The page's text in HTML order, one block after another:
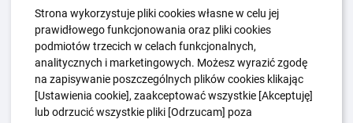
Igrzyska Paralimpijskie O nas
Kwalifikacje ZSK
Kluby Aktualności
Edukacja
Guttmanny Kontakt
Polityka Ochrony Dzieci Sygnaliści
Strona wykorzystuje pliki cookies własne w celu jej
prawidłowego funkcjonowania oraz pliki cookies
podmiotów trzecich w celach funkcjonalnych,
analitycznych i marketingowych. Możesz wyrazić zgodę
na zapisywanie poszczególnych plików cookies klikając
[Ustawienia cookie], zaakceptować wszystkie [Akceptuję]
lub odrzucić wszystkie pliki [Odrzucam] poza